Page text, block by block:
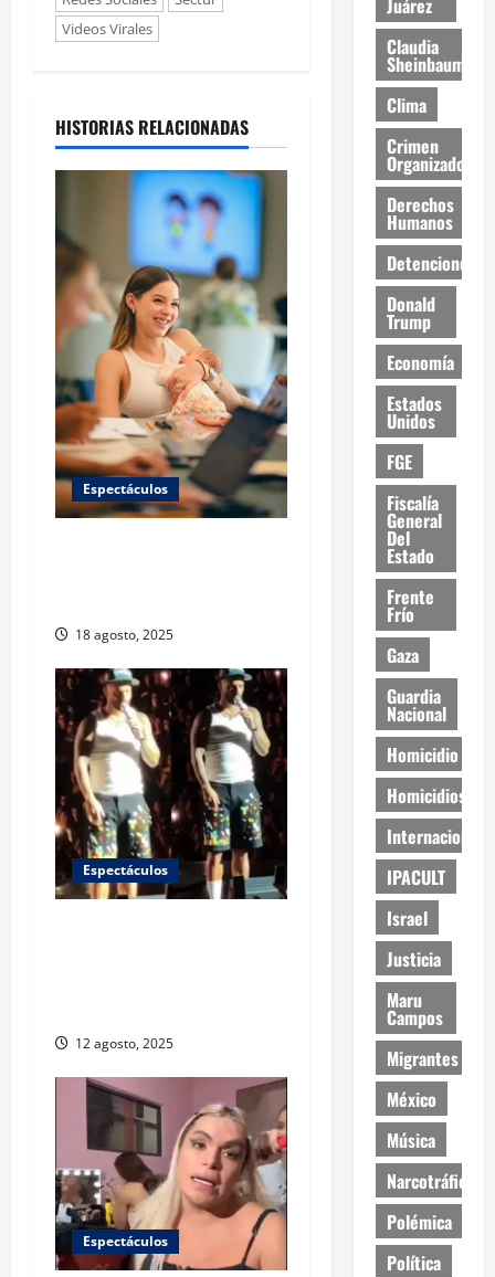
Videos Virales
HISTORIAS RELACIONADAS
Espectáculos
18 agosto, 2025
Espectáculos
12 agosto, 2025
Espectáculos
Juárez
Claudia
Sheinbaum
Clima
Crimen
Organizado
Derechos
Humanos
Detenciones
Donald
Trump
Economía
Estados
Unidos
FGE
Fiscalía
General
Del
Estado
Frente
Frío
Gaza
Guardia
Nacional
Homicidio
Homicidios
Internacional
IPACULT
Israel
Justicia
Maru
Campos
Migrantes
México
Música
Narcotráfico
Polémica
Política